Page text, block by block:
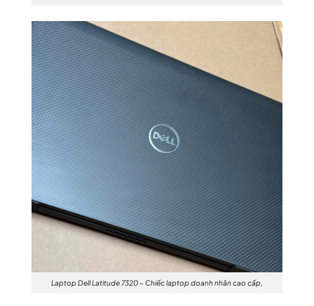
Laptop Dell Latitude 7320 – Chiếc laptop doanh nhân cao cấp,